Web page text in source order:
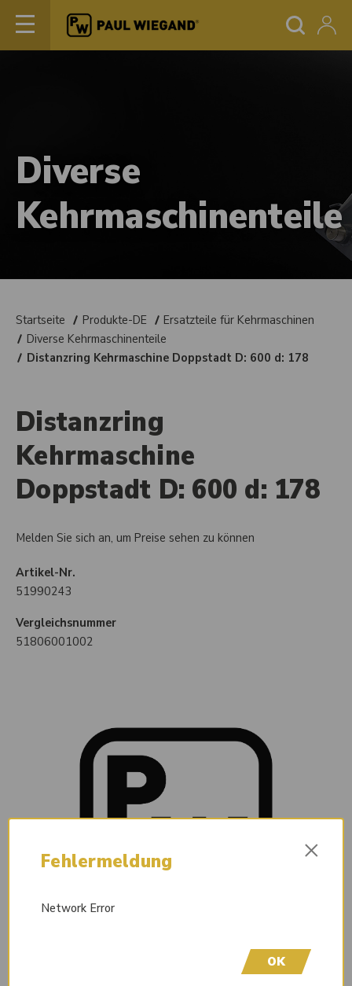
Diverse
Kehrmaschinenteile
Startseite Produkte-DE
Ersatzteile für Kehrmaschinen
Diverse Kehrmaschinenteile
Distanzring Kehrmaschine Doppstadt D: 600 d: 178
Distanzring
Kehrmaschine
Doppstadt D: 600 d: 178
Melden Sie sich an, um Preise sehen zu können
Artikel-Nr.
51990243
Vergleichsnummer
51806001002
Fehlermeldung ×
Network Error
OK